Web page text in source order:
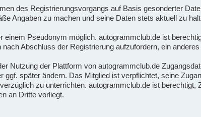
des Registrierungsvorgangs auf Basis gesonderter
Angaben zu machen und seine Daten stets aktuell zu
einem Pseudonym möglich. autogrammclub.de ist
Abschluss der Registrierung aufzufordern, ein
Nutzung der Plattform von autogrammclub.de
ggf. später ändern. Das Mitglied ist verpflichtet, seine
zu unterrichten. autogrammclub.de ist
an Dritte vorliegt.